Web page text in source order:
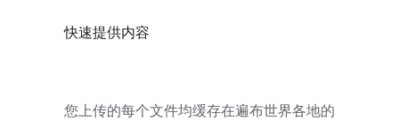
快速提供内容
您上传的每个文件均缓存在遍布世界各地的